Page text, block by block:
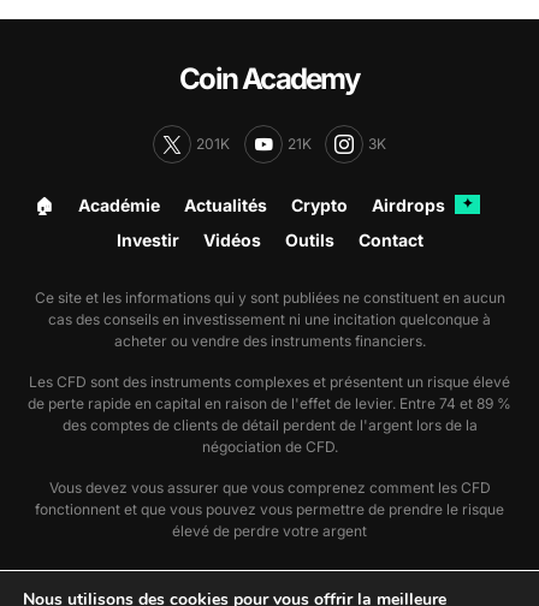
Coin Academy
201K 21K 3K
🏠︎ Académie Actualités Crypto Airdrops ✦
Investir Vidéos Outils Contact
Ce site et les informations qui y sont publiées ne constituent en aucun
cas des conseils en investissement ni une incitation quelconque à
acheter ou vendre des instruments financiers.
Les CFD sont des instruments complexes et présentent un risque élevé
de perte rapide en capital en raison de l'effet de levier. Entre 74 et 89 %
des comptes de clients de détail perdent de l'argent lors de la
négociation de CFD.
Vous devez vous assurer que vous comprenez comment les CFD
fonctionnent et que vous pouvez vous permettre de prendre le risque
élevé de perdre votre argent
🗞️ Nous suivre sur Google Actualité
Nous utilisons des cookies pour vous offrir la meilleure